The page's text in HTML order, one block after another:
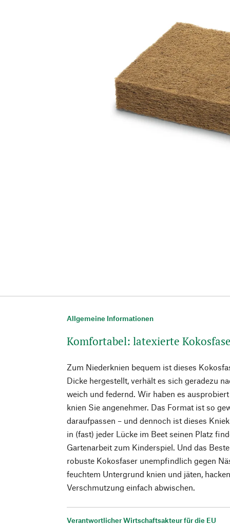
Allgemeine Informationen
Komfortabel: latexierte
Zum Niederknien bequem ist dieses
Dicke hergestellt, verhält es sich geradezu
weich und federnd. Wir haben es
knien Sie angenehmer. Das Format ist so
daraufpassen – und dennoch ist dieses
in (fast) jeder Lücke im Beet seinen Platz
Gartenarbeit zum Kinderspiel. Und das
robuste Kokosfaser unempfindlich gegen
feuchtem Untergrund knien und jäten,
Verschmutzung einfach abwischen.
Verantwortlicher Wirtschaftsakteur für die EU